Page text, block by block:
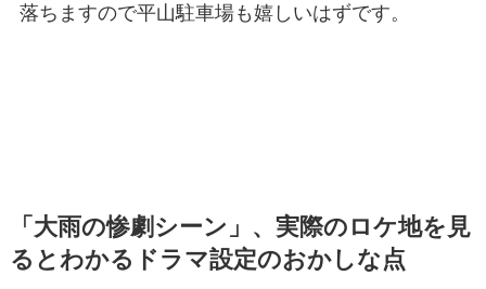
落ちますので平山駐車場も嬉しいはずです。
「大雨の惨劇シーン」、実際のロケ地を見
るとわかるドラマ設定のおかしな点